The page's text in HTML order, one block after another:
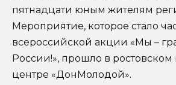
пятнадцати юным жителям
Мероприятие, которое стало
всероссийской акции «Мы –
России!», прошло в
центре «ДонМолодой».